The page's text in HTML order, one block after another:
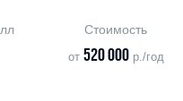
Стоимость
от 520 000р./год